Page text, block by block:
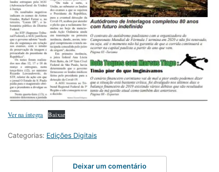
Ver na íntegra Baixar
Categorias: Edições Digitais
Deixar um comentário